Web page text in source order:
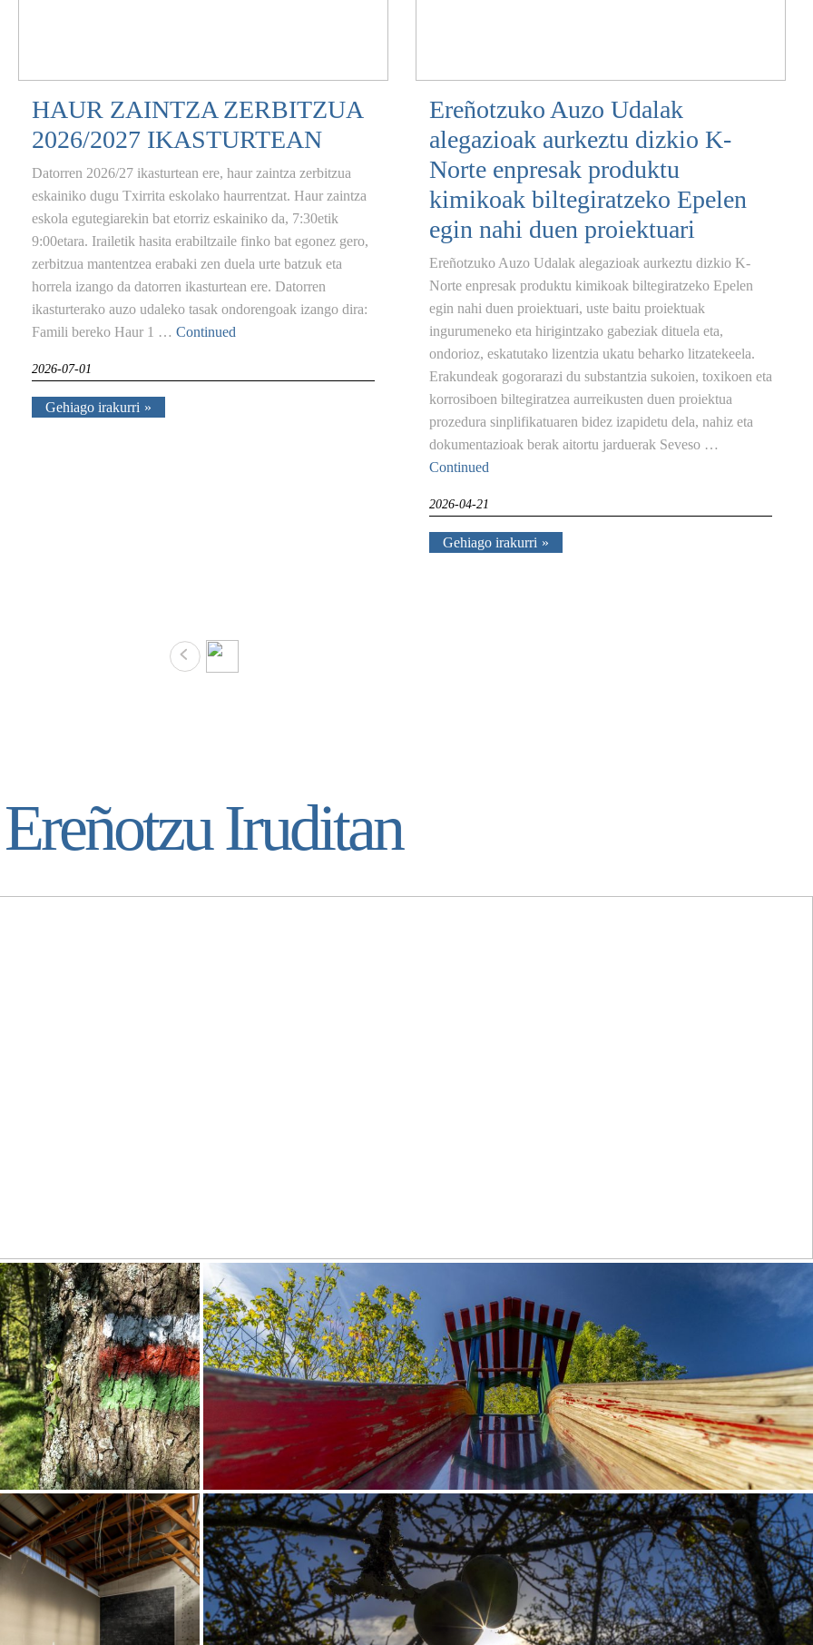
HAUR ZAINTZA ZERBITZUA
2026/2027 IKASTURTEAN
Datorren 2026/27 ikasturtean ere, haur zaintza zerbitzua
eskainiko dugu Txirrita eskolako haurrentzat. Haur zaintza
eskola egutegiarekin bat etorriz eskainiko da, 7:30etik
9:00etara. Irailetik hasita erabiltzaile finko bat egonez gero,
zerbitzua mantentzea erabaki zen duela urte batzuk eta
horrela izango da datorren ikasturtean ere. Datorren
ikasturterako auzo udaleko tasak ondorengoak izango dira:
Famili bereko Haur 1 … Continued
2026-07-01
Gehiago irakurri
Ereñotzuko Auzo Udalak
alegazioak aurkeztu dizkio K-
Norte enpresak produktu
kimikoak biltegiratzeko Epelen
egin nahi duen proiektuari
Ereñotzuko Auzo Udalak alegazioak aurkeztu dizkio K-
Norte enpresak produktu kimikoak biltegiratzeko Epelen
egin nahi duen proiektuari, uste baitu proiektuak
ingurumeneko eta hirigintzako gabeziak dituela eta,
ondorioz, eskatutako lizentzia ukatu beharko litzatekeela.
Erakundeak gogorarazi du substantzia sukoien, toxikoen eta
korrosiboen biltegiratzea aurreikusten duen proiektua
prozedura sinplifikatuaren bidez izapidetu dela, nahiz eta
dokumentazioak berak aitortu jarduerak Seveso …
Continued
2026-04-21
Gehiago irakurri
Ereñotzu Iruditan